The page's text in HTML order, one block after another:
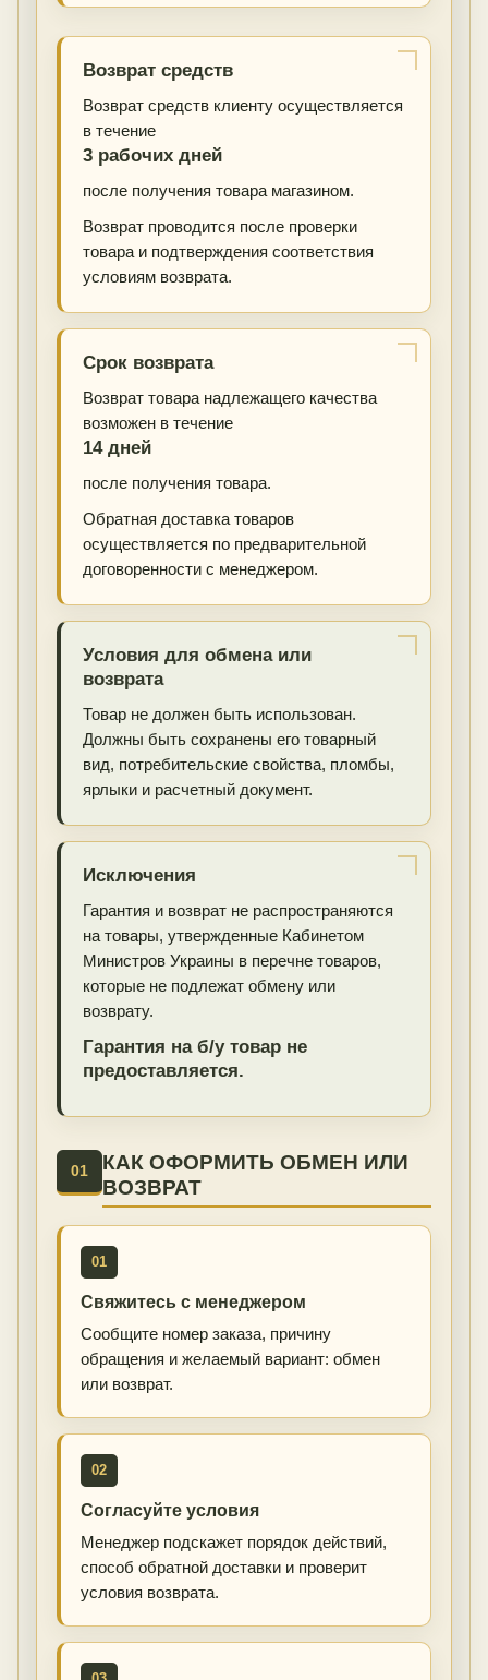
Возврат средств
Возврат средств клиенту осуществляется
в течение
3 рабочих дней
после получения товара магазином.
Возврат проводится после проверки
товара и подтверждения соответствия
условиям возврата.
Срок возврата
Возврат товара надлежащего качества
возможен в течение
14 дней
после получения товара.
Обратная доставка товаров
осуществляется по предварительной
договоренности с менеджером.
Условия для обмена или
возврата
Товар не должен быть использован.
Должны быть сохранены его товарный
вид, потребительские свойства, пломбы,
ярлыки и расчетный документ.
Исключения
Гарантия и возврат не распространяются
на товары, утвержденные Кабинетом
Министров Украины в перечне товаров,
которые не подлежат обмену или
возврату.
Гарантия на б/у товар не
предоставляется.
01
КАК ОФОРМИТЬ ОБМЕН ИЛИ
ВОЗВРАТ
01
Свяжитесь с менеджером
Сообщите номер заказа, причину
обращения и желаемый вариант: обмен
или возврат.
02
Согласуйте условия
Менеджер подскажет порядок действий,
способ обратной доставки и проверит
условия возврата.